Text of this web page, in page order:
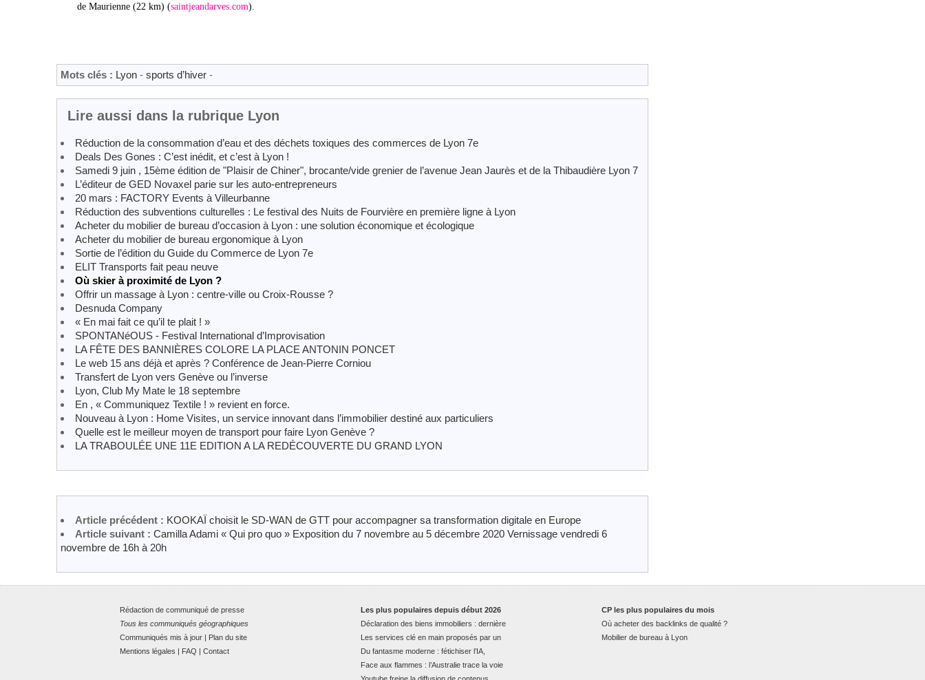
de Maurienne (22 km) (saintjeandarves.com).
Mots clés : Lyon - sports d’hiver -
Lire aussi dans la rubrique Lyon
Réduction de la consommation d’eau et des déchets toxiques des commerces de Lyon 7e
Deals Des Gones : C’est inédit, et c’est à Lyon !
Samedi 9 juin , 15ème édition de "Plaisir de Chiner", brocante/vide grenier de l’avenue Jean Jaurès et de la Thibaudière Lyon 7
L’éditeur de GED Novaxel parie sur les auto-entrepreneurs
20 mars : FACTORY Events à Villeurbanne
Réduction des subventions culturelles : Le festival des Nuits de Fourvière en première ligne à Lyon
Acheter du mobilier de bureau d’occasion à Lyon : une solution économique et écologique
Acheter du mobilier de bureau ergonomique à Lyon
Sortie de l’édition du Guide du Commerce de Lyon 7e
ELIT Transports fait peau neuve
Où skier à proximité de Lyon ?
Offrir un massage à Lyon : centre-ville ou Croix-Rousse ?
Desnuda Company
« En mai fait ce qu’il te plait ! »
SPONTANéOUS - Festival International d’Improvisation
LA FÊTE DES BANNIÈRES COLORE LA PLACE ANTONIN PONCET
Le web 15 ans déjà et après ? Conférence de Jean-Pierre Corniou
Transfert de Lyon vers Genève ou l’inverse
Lyon, Club My Mate le 18 septembre
En , « Communiquez Textile ! » revient en force.
Nouveau à Lyon : Home Visites, un service innovant dans l’immobilier destiné aux particuliers
Quelle est le meilleur moyen de transport pour faire Lyon Genève ?
LA TRABOULÉE UNE 11E EDITION A LA REDÉCOUVERTE DU GRAND LYON
Article précédent : KOOKAÏ choisit le SD-WAN de GTT pour accompagner sa transformation digitale en Europe
Article suivant : Camilla Adami « Qui pro quo » Exposition du 7 novembre au 5 décembre 2020 Vernissage vendredi 6
novembre de 16h à 20h
Rédaction de communiqué de presse
Tous les communiqués géographiques
Communiqués mis à jour | Plan du site
Mentions légales | FAQ | Contact
CP les plus populaires du mois
Où acheter des backlinks de qualité ?
Mobilier de bureau à Lyon
Les plus populaires depuis début 2026
Déclaration des biens immobiliers : dernière
Les services clé en main proposés par un
Du fantasme moderne : fétichiser l’IA,
Face aux flammes : l’Australie trace la voie